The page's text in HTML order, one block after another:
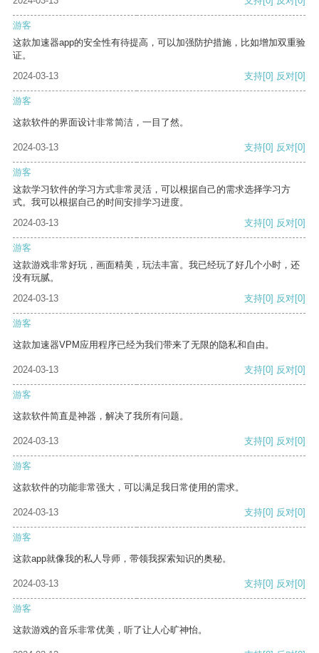
游客
这款加速器app的安全性有待提高，可以加强防护措施，比如增加双重验
证。
2024-03-13
支持[0] 反对[0]
游客
这款软件的界面设计非常简洁，一目了然。
2024-03-13 支持[0] 反对[0]
游客
这款学习软件的学习方式非常灵活，可以根据自己的需求选择学习方
式。我可以根据自己的时间安排学习进度。
2024-03-13
支持[0] 反对[0]
游客
这款游戏非常好玩，画面精美，玩法丰富。我已经玩了好几个小时，还
没有玩腻。
2024-03-13
支持[0] 反对[0]
游客
这款加速器VPM应用程序已经为我们带来了无限的隐私和自由。
2024-03-13 支持[0] 反对[0]
游客
这款软件简直是神器，解决了我所有问题。
2024-03-13 支持[0] 反对[0]
游客
这款软件的功能非常强大，可以满足我日常使用的需求。
2024-03-13 支持[0] 反对[0]
游客
这款app就像我的私人导师，带领我探索知识的奥秘。
2024-03-13 支持[0] 反对[0]
游客
这款游戏的音乐非常优美，听了让人心旷神怡。